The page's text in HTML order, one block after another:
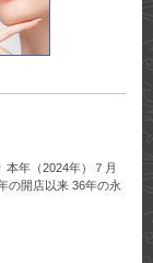
本年（2024年）７月
の開店以来 36年の永